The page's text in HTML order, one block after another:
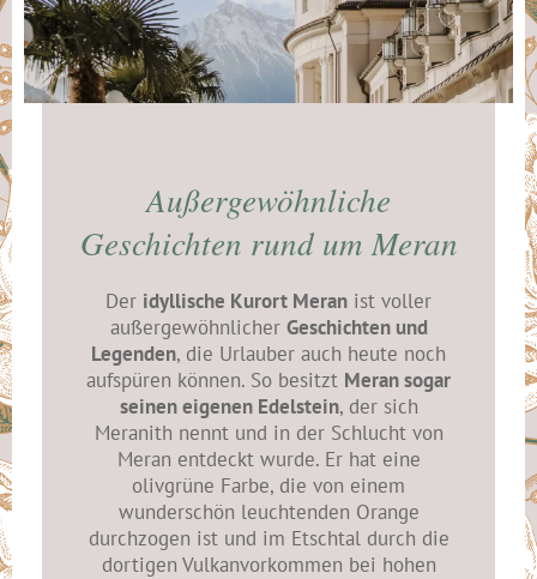
Außergewöhnliche
Geschichten rund um Meran
Der idyllische Kurort Meran ist voller
außergewöhnlicher Geschichten und
Legenden, die Urlauber auch heute noch
aufspüren können. So besitzt Meran sogar
seinen eigenen Edelstein, der sich
Meranith nennt und in der Schlucht von
Meran entdeckt wurde. Er hat eine
olivgrüne Farbe, die von einem
wunderschön leuchtenden Orange
durchzogen ist und im Etschtal durch die
dortigen Vulkanvorkommen bei hohen